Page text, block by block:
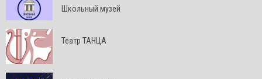
Школьный музей
Театр ТАНЦА